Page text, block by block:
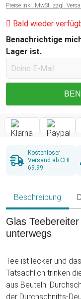
Preise inkl. MwSt. zzgl.
Bald wieder
Benachrichtige
Lager ist.
Kostenloser
Versand ab CHF
69.99
Beschreibung
Glas
unterwegs
Tee ist lecker und
Tatsächlich trinken
aus Beuteln.
der Durchschnitts-